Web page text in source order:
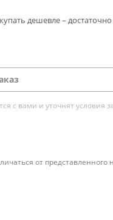
дешевле – достаточно
с вами и уточнят условия
от представленного